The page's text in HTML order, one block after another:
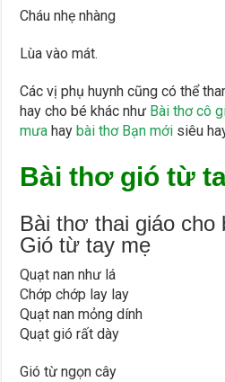
Cháu nhẹ nhàng
Lùa vào mát.
Các vị phụ huynh cũng có thể
hay cho bé khác như Bài thơ cô
mưa haybài thơ Bạn mới siêu
Bài thơ gió từ
Bài thơ thai giáo cho
Gió từ tay mẹ
Quạt nan như lá
Chớp chớp lay lay
Quạt nan mỏng dính
Quạt gió rất dày
Gió từ ngọn cây